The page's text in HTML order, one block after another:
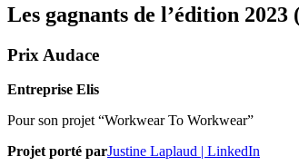
Les gagnants de l’édition
Prix Audace
Entreprise Elis
Pour son projet “Workwear To Workwear”
Projet porté parJustine Laplaud | LinkedIn